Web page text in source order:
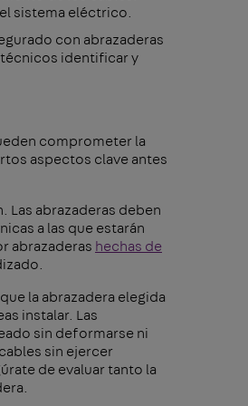
sistema eléctrico.
con abrazaderas
identificar y
comprometer la
aspectos clave antes
Las abrazaderas deben
a las que estarán
abrazaderas hechas de
la abrazadera elegida
instalar. Las
sin deformarse ni
sin ejercer
de evaluar tanto la